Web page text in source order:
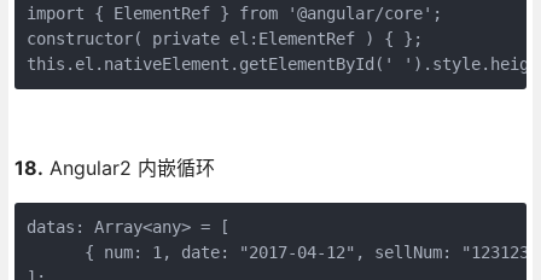
import { ElementRef } from '@angular/core';
constructor( private el:ElementRef ) { };
this.el.nativeElement.getElementById('
18. Angular2 内嵌循环
datas: Array<any> = [
{ num: 1, date: "2017-04-12", sellNum: